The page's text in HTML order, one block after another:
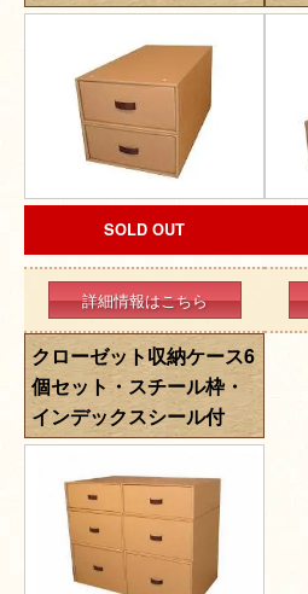
SOLD OUT
詳細情報はこちら
クローゼット収納ケース6
個セット・スチール枠・
インデックスシール付